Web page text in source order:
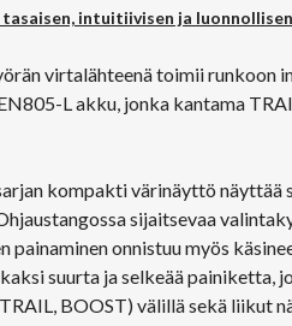
intuitiivisen ja
virtalähteenä toimii runkoon
L akku, jonka kantama
kompakti värinäyttö näyttää
sijaitsevaa
painaminen onnistuu myös
suurta ja selkeää painiketta,
BOOST) välillä sekä liikut